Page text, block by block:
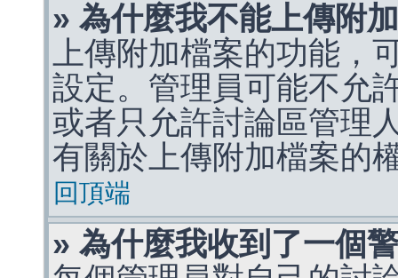
» 為什麼我不能上傳附
上傳附加檔案的功能，
設定。管理員可能不允
或者只允許討論區管理
有關於上傳附加檔案的
回頂端
» 為什麼我收到了一個